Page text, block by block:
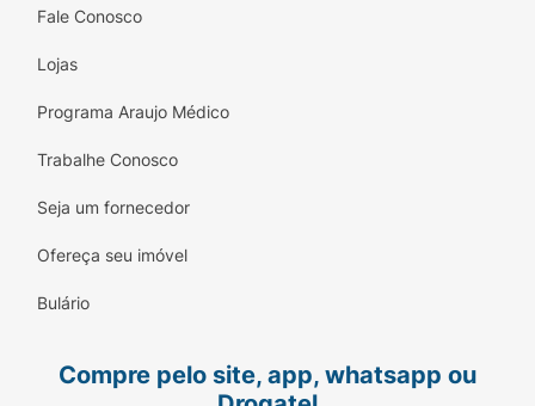
Fale Conosco
Lojas
Programa Araujo Médico
Trabalhe Conosco
Seja um fornecedor
Ofereça seu imóvel
Bulário
Compre pelo site, app, whatsapp ou